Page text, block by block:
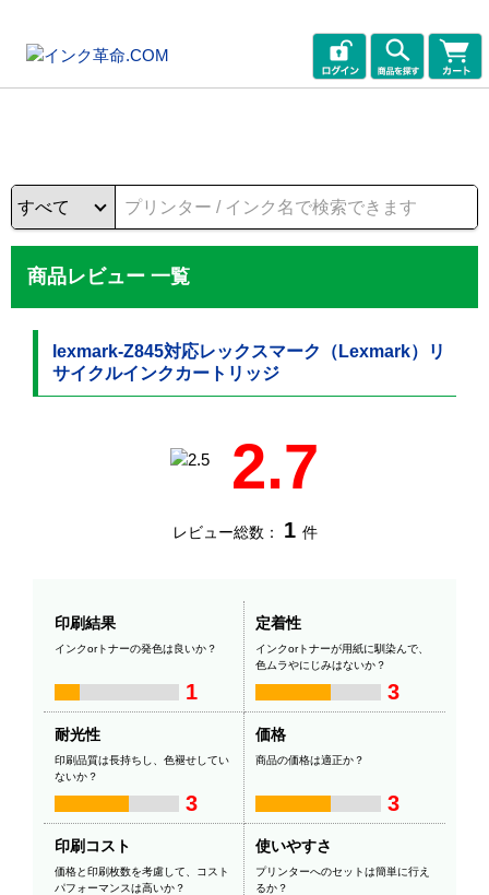
商品レビュー 一覧
lexmark-Z845対応レックスマーク（Lexmark）リ
サイクルインクカートリッジ
2.7
レビュー総数： 1 件
印刷結果
インクorトナーの発色は良いか？
1
定着性
インクorトナーが用紙に馴染んで、
色ムラやにじみはないか？
3
耐光性
印刷品質は長持ちし、色褪せしてい
ないか？
3
価格
商品の価格は適正か？
3
印刷コスト
価格と印刷枚数を考慮して、コスト
パフォーマンスは高いか？
使いやすさ
プリンターへのセットは簡単に行え
るか？